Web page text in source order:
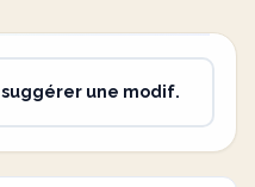
une modif.